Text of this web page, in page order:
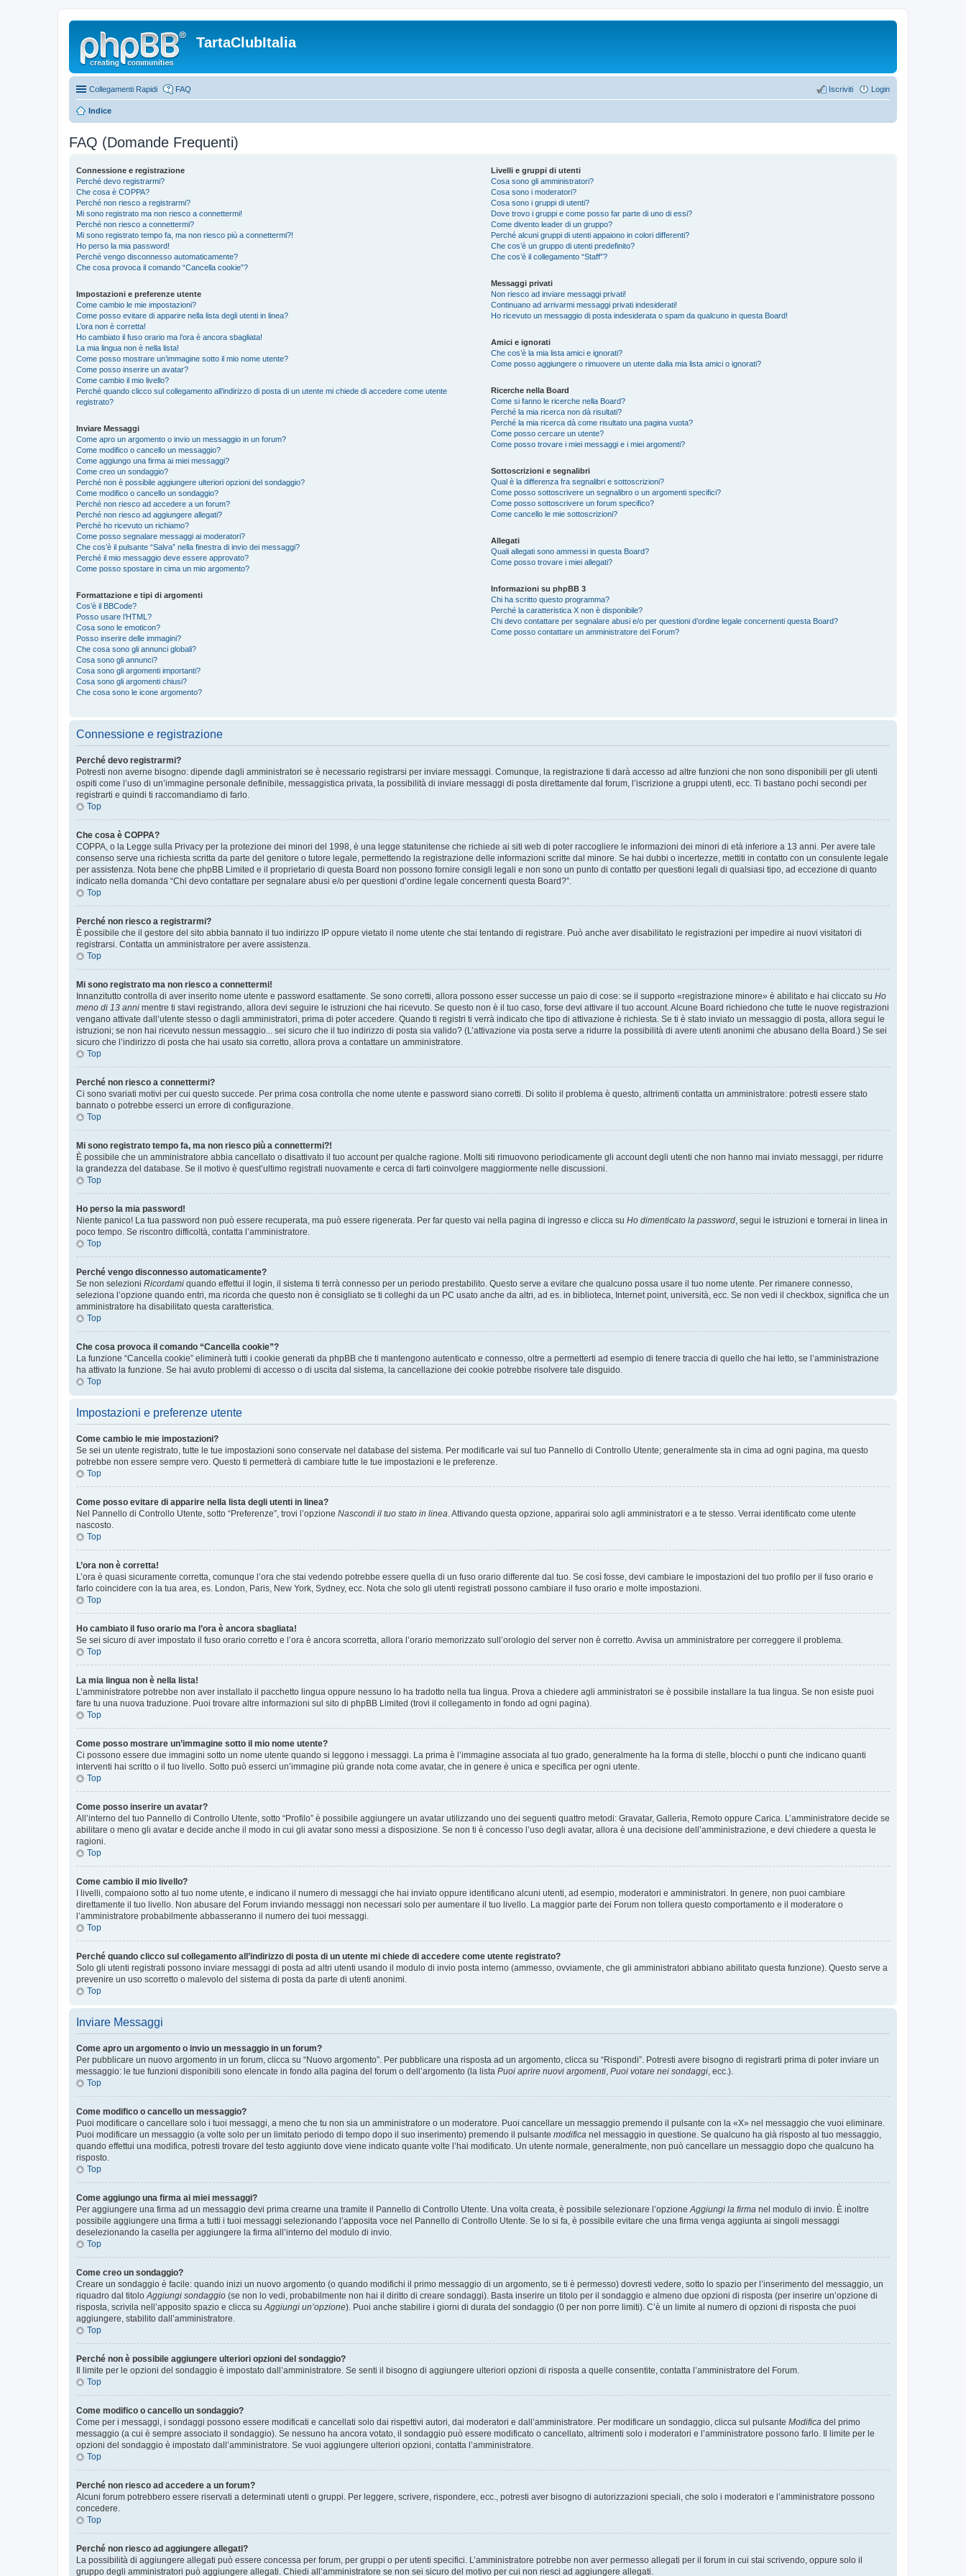
TartaClubItalia
Collegamenti Rapidi FAQ Login
Iscriviti
Indice
FAQ (Domande Frequenti)
Connessione e registrazione
Perché devo registrarmi?
Che cosa è COPPA?
Perché non riesco a registrarmi?
Mi sono registrato ma non riesco a connettermi!
Perché non riesco a connettermi?
Mi sono registrato tempo fa, ma non riesco più a connettermi?!
Ho perso la mia password!
Perché vengo disconnesso automaticamente?
Che cosa provoca il comando “Cancella cookie”?
Impostazioni e preferenze utente
Come cambio le mie impostazioni?
Come posso evitare di apparire nella lista degli utenti in linea?
L’ora non è corretta!
Ho cambiato il fuso orario ma l’ora è ancora sbagliata!
La mia lingua non è nella lista!
Come posso mostrare un’immagine sotto il mio nome utente?
Come posso inserire un avatar?
Come cambio il mio livello?
Perché quando clicco sul collegamento all’indirizzo di posta di un utente mi chiede di accedere come utente
registrato?
Inviare Messaggi
Come apro un argomento o invio un messaggio in un forum?
Come modifico o cancello un messaggio?
Come aggiungo una firma ai miei messaggi?
Come creo un sondaggio?
Perché non è possibile aggiungere ulteriori opzioni del sondaggio?
Come modifico o cancello un sondaggio?
Perché non riesco ad accedere a un forum?
Perché non riesco ad aggiungere allegati?
Perché ho ricevuto un richiamo?
Come posso segnalare messaggi ai moderatori?
Che cos’è il pulsante “Salva” nella finestra di invio dei messaggi?
Perché il mio messaggio deve essere approvato?
Come posso spostare in cima un mio argomento?
Formattazione e tipi di argomenti
Cos’è il BBCode?
Posso usare l’HTML?
Cosa sono le emoticon?
Posso inserire delle immagini?
Che cosa sono gli annunci globali?
Cosa sono gli annunci?
Cosa sono gli argomenti importanti?
Cosa sono gli argomenti chiusi?
Che cosa sono le icone argomento?
Livelli e gruppi di utenti
Cosa sono gli amministratori?
Cosa sono i moderatori?
Cosa sono i gruppi di utenti?
Dove trovo i gruppi e come posso far parte di uno di essi?
Come divento leader di un gruppo?
Perché alcuni gruppi di utenti appaiono in colori differenti?
Che cos’è un gruppo di utenti predefinito?
Che cos’è il collegamento “Staff”?
Messaggi privati
Non riesco ad inviare messaggi privati!
Continuano ad arrivarmi messaggi privati indesiderati!
Ho ricevuto un messaggio di posta indesiderata o spam da qualcuno in questa Board!
Amici e ignorati
Che cos’è la mia lista amici e ignorati?
Come posso aggiungere o rimuovere un utente dalla mia lista amici o ignorati?
Ricerche nella Board
Come si fanno le ricerche nella Board?
Perché la mia ricerca non dà risultati?
Perché la mia ricerca dà come risultato una pagina vuota?
Come posso cercare un utente?
Come posso trovare i miei messaggi e i miei argomenti?
Sottoscrizioni e segnalibri
Qual è la differenza fra segnalibri e sottoscrizioni?
Come posso sottoscrivere un segnalibro o un argomenti specifici?
Come posso sottoscrivere un forum specifico?
Come cancello le mie sottoscrizioni?
Allegati
Quali allegati sono ammessi in questa Board?
Come posso trovare i miei allegati?
Informazioni su phpBB 3
Chi ha scritto questo programma?
Perché la caratteristica X non è disponibile?
Chi devo contattare per segnalare abusi e/o per questioni d’ordine legale concernenti questa Board?
Come posso contattare un amministratore del Forum?
Connessione e registrazione
Perché devo registrarmi?
Potresti non averne bisogno: dipende dagli amministratori se è necessario registrarsi per inviare messaggi. Comunque, la registrazione ti darà accesso ad altre funzioni che non sono disponibili per gli utenti
ospiti come l’uso di un’immagine personale definibile, messaggistica privata, la possibilità di inviare messaggi di posta direttamente dal forum, l’iscrizione a gruppi utenti, ecc. Ti bastano pochi secondi per
registrarti e quindi ti raccomandiamo di farlo.
Top
Che cosa è COPPA?
COPPA, o la Legge sulla Privacy per la protezione dei minori del 1998, è una legge statunitense che richiede ai siti web di poter raccogliere le informazioni dei minori di età inferiore a 13 anni. Per avere tale
consenso serve una richiesta scritta da parte del genitore o tutore legale, permettendo la registrazione delle informazioni scritte dal minore. Se hai dubbi o incertezze, mettiti in contatto con un consulente legale
per assistenza. Nota bene che phpBB Limited e il proprietario di questa Board non possono fornire consigli legali e non sono un punto di contatto per questioni legali di qualsiasi tipo, ad eccezione di quanto
indicato nella domanda “Chi devo contattare per segnalare abusi e/o per questioni d’ordine legale concernenti questa Board?”.
Top
Perché non riesco a registrarmi?
È possibile che il gestore del sito abbia bannato il tuo indirizzo IP oppure vietato il nome utente che stai tentando di registrare. Può anche aver disabilitato le registrazioni per impedire ai nuovi visitatori di
registrarsi. Contatta un amministratore per avere assistenza.
Top
Mi sono registrato ma non riesco a connettermi!
Innanzitutto controlla di aver inserito nome utente e password esattamente. Se sono corretti, allora possono esser successe un paio di cose: se il supporto «registrazione minore» è abilitato e hai cliccato su Ho
meno di 13 anni mentre ti stavi registrando, allora devi seguire le istruzioni che hai ricevuto. Se questo non è il tuo caso, forse devi attivare il tuo account. Alcune Board richiedono che tutte le nuove registrazioni
vengano attivate dall’utente stesso o dagli amministratori, prima di poter accedere. Quando ti registri ti verrà indicato che tipo di attivazione è richiesta. Se ti è stato inviato un messaggio di posta, allora segui le
istruzioni; se non hai ricevuto nessun messaggio... sei sicuro che il tuo indirizzo di posta sia valido? (L’attivazione via posta serve a ridurre la possibilità di avere utenti anonimi che abusano della Board.) Se sei
sicuro che l’indirizzo di posta che hai usato sia corretto, allora prova a contattare un amministratore.
Top
Perché non riesco a connettermi?
Ci sono svariati motivi per cui questo succede. Per prima cosa controlla che nome utente e password siano corretti. Di solito il problema è questo, altrimenti contatta un amministratore: potresti essere stato
bannato o potrebbe esserci un errore di configurazione.
Top
Mi sono registrato tempo fa, ma non riesco più a connettermi?!
È possibile che un amministratore abbia cancellato o disattivato il tuo account per qualche ragione. Molti siti rimuovono periodicamente gli account degli utenti che non hanno mai inviato messaggi, per ridurre
la grandezza del database. Se il motivo è quest’ultimo registrati nuovamente e cerca di farti coinvolgere maggiormente nelle discussioni.
Top
Ho perso la mia password!
Niente panico! La tua password non può essere recuperata, ma può essere rigenerata. Per far questo vai nella pagina di ingresso e clicca su Ho dimenticato la password, segui le istruzioni e tornerai in linea in
poco tempo. Se riscontro difficoltà, contatta l’amministratore.
Top
Perché vengo disconnesso automaticamente?
Se non selezioni Ricordami quando effettui il login, il sistema ti terrà connesso per un periodo prestabilito. Questo serve a evitare che qualcuno possa usare il tuo nome utente. Per rimanere connesso,
seleziona l’opzione quando entri, ma ricorda che questo non è consigliato se ti colleghi da un PC usato anche da altri, ad es. in biblioteca, Internet point, università, ecc. Se non vedi il checkbox, significa che un
amministratore ha disabilitato questa caratteristica.
Top
Che cosa provoca il comando “Cancella cookie”?
La funzione “Cancella cookie” eliminerà tutti i cookie generati da phpBB che ti mantengono autenticato e connesso, oltre a permetterti ad esempio di tenere traccia di quello che hai letto, se l’amministrazione
ha attivato la funzione. Se hai avuto problemi di accesso o di uscita dal sistema, la cancellazione dei cookie potrebbe risolvere tale disguido.
Top
Impostazioni e preferenze utente
Come cambio le mie impostazioni?
Se sei un utente registrato, tutte le tue impostazioni sono conservate nel database del sistema. Per modificarle vai sul tuo Pannello di Controllo Utente; generalmente sta in cima ad ogni pagina, ma questo
potrebbe non essere sempre vero. Questo ti permetterà di cambiare tutte le tue impostazioni e le preferenze.
Top
Come posso evitare di apparire nella lista degli utenti in linea?
Nel Pannello di Controllo Utente, sotto “Preferenze”, trovi l’opzione Nascondi il tuo stato in linea. Attivando questa opzione, apparirai solo agli amministratori e a te stesso. Verrai identificato come utente
nascosto.
Top
L’ora non è corretta!
L’ora è quasi sicuramente corretta, comunque l’ora che stai vedendo potrebbe essere quella di un fuso orario differente dal tuo. Se così fosse, devi cambiare le impostazioni del tuo profilo per il fuso orario e
farlo coincidere con la tua area, es. London, Paris, New York, Sydney, ecc. Nota che solo gli utenti registrati possono cambiare il fuso orario e molte impostazioni.
Top
Ho cambiato il fuso orario ma l’ora è ancora sbagliata!
Se sei sicuro di aver impostato il fuso orario corretto e l’ora è ancora scorretta, allora l’orario memorizzato sull’orologio del server non è corretto. Avvisa un amministratore per correggere il problema.
Top
La mia lingua non è nella lista!
L’amministratore potrebbe non aver installato il pacchetto lingua oppure nessuno lo ha tradotto nella tua lingua. Prova a chiedere agli amministratori se è possibile installare la tua lingua. Se non esiste puoi
fare tu una nuova traduzione. Puoi trovare altre informazioni sul sito di phpBB Limited (trovi il collegamento in fondo ad ogni pagina).
Top
Come posso mostrare un’immagine sotto il mio nome utente?
Ci possono essere due immagini sotto un nome utente quando si leggono i messaggi. La prima è l’immagine associata al tuo grado, generalmente ha la forma di stelle, blocchi o punti che indicano quanti
interventi hai scritto o il tuo livello. Sotto può esserci un’immagine più grande nota come avatar, che in genere è unica e specifica per ogni utente.
Top
Come posso inserire un avatar?
All’interno del tuo Pannello di Controllo Utente, sotto “Profilo” è possibile aggiungere un avatar utilizzando uno dei seguenti quattro metodi: Gravatar, Galleria, Remoto oppure Carica. L’amministratore decide se
abilitare o meno gli avatar e decide anche il modo in cui gli avatar sono messi a disposizione. Se non ti è concesso l’uso degli avatar, allora è una decisione dell’amministrazione, e devi chiedere a questa le
ragioni.
Top
Come cambio il mio livello?
I livelli, compaiono sotto al tuo nome utente, e indicano il numero di messaggi che hai inviato oppure identificano alcuni utenti, ad esempio, moderatori e amministratori. In genere, non puoi cambiare
direttamente il tuo livello. Non abusare del Forum inviando messaggi non necessari solo per aumentare il tuo livello. La maggior parte dei Forum non tollera questo comportamento e il moderatore o
l’amministratore probabilmente abbasseranno il numero dei tuoi messaggi.
Top
Perché quando clicco sul collegamento all’indirizzo di posta di un utente mi chiede di accedere come utente registrato?
Solo gli utenti registrati possono inviare messaggi di posta ad altri utenti usando il modulo di invio posta interno (ammesso, ovviamente, che gli amministratori abbiano abilitato questa funzione). Questo serve a
prevenire un uso scorretto o malevolo del sistema di posta da parte di utenti anonimi.
Top
Inviare Messaggi
Come apro un argomento o invio un messaggio in un forum?
Per pubblicare un nuovo argomento in un forum, clicca su “Nuovo argomento”. Per pubblicare una risposta ad un argomento, clicca su “Rispondi”. Potresti avere bisogno di registrarti prima di poter inviare un
messaggio: le tue funzioni disponibili sono elencate in fondo alla pagina del forum o dell’argomento (la lista Puoi aprire nuovi argomenti, Puoi votare nei sondaggi, ecc.).
Top
Come modifico o cancello un messaggio?
Puoi modificare o cancellare solo i tuoi messaggi, a meno che tu non sia un amministratore o un moderatore. Puoi cancellare un messaggio premendo il pulsante con la «X» nel messaggio che vuoi eliminare.
Puoi modificare un messaggio (a volte solo per un limitato periodo di tempo dopo il suo inserimento) premendo il pulsante modifica nel messaggio in questione. Se qualcuno ha già risposto al tuo messaggio,
quando effettui una modifica, potresti trovare del testo aggiunto dove viene indicato quante volte l’hai modificato. Un utente normale, generalmente, non può cancellare un messaggio dopo che qualcuno ha
risposto.
Top
Come aggiungo una firma ai miei messaggi?
Per aggiungere una firma ad un messaggio devi prima crearne una tramite il Pannello di Controllo Utente. Una volta creata, è possibile selezionare l’opzioneAggiungi la firma nel modulo di invio. È inoltre
possibile aggiungere una firma a tutti i tuoi messaggi selezionando l’apposita voce nel Pannello di Controllo Utente. Se lo si fa, è possibile evitare che una firma venga aggiunta ai singoli messaggi
deselezionando la casella per aggiungere la firma all’interno del modulo di invio.
Top
Come creo un sondaggio?
Creare un sondaggio è facile: quando inizi un nuovo argomento (o quando modifichi il primo messaggio di un argomento, se ti è permesso) dovresti vedere, sotto lo spazio per l’inserimento del messaggio, un
riquadro dal titoloAggiungi sondaggio (se non lo vedi, probabilmente non hai il diritto di creare sondaggi). Basta inserire un titolo per il sondaggio e almeno due opzioni di risposta (per inserire un’opzione di
risposta, scrivila nell’apposito spazio e clicca suAggiungi un’opzione). Puoi anche stabilire i giorni di durata del sondaggio (0 per non porre limiti). C’è un limite al numero di opzioni di risposta che puoi
aggiungere, stabilito dall’amministratore.
Top
Perché non è possibile aggiungere ulteriori opzioni del sondaggio?
Il limite per le opzioni del sondaggio è impostato dall’amministratore. Se senti il bisogno di aggiungere ulteriori opzioni di risposta a quelle consentite, contatta l’amministratore del Forum.
Top
Come modifico o cancello un sondaggio?
Come per i messaggi, i sondaggi possono essere modificati e cancellati solo dai rispettivi autori, dai moderatori e dall’amministratore. Per modificare un sondaggio, clicca sul pulsante Modifica del primo
messaggio (a cui è sempre associato il sondaggio). Se nessuno ha ancora votato, il sondaggio può essere modificato o cancellato, altrimenti solo i moderatori e l’amministratore possono farlo. Il limite per le
opzioni del sondaggio è impostato dall’amministratore. Se vuoi aggiungere ulteriori opzioni, contatta l’amministratore.
Top
Perché non riesco ad accedere a un forum?
Alcuni forum potrebbero essere riservati a determinati utenti o gruppi. Per leggere, scrivere, rispondere, ecc., potresti aver bisogno di autorizzazioni speciali, che solo i moderatori e l’amministratore possono
concedere.
Top
Perché non riesco ad aggiungere allegati?
La possibilità di aggiungere allegati può essere concessa per forum, per gruppi o per utenti specifici. L’amministratore potrebbe non aver permesso allegati per il forum in cui stai scrivendo, oppure solo il
gruppo degli amministratori può aggiungere allegati. Chiedi all’amministratore se non sei sicuro del motivo per cui non riesci ad aggiungere allegati.